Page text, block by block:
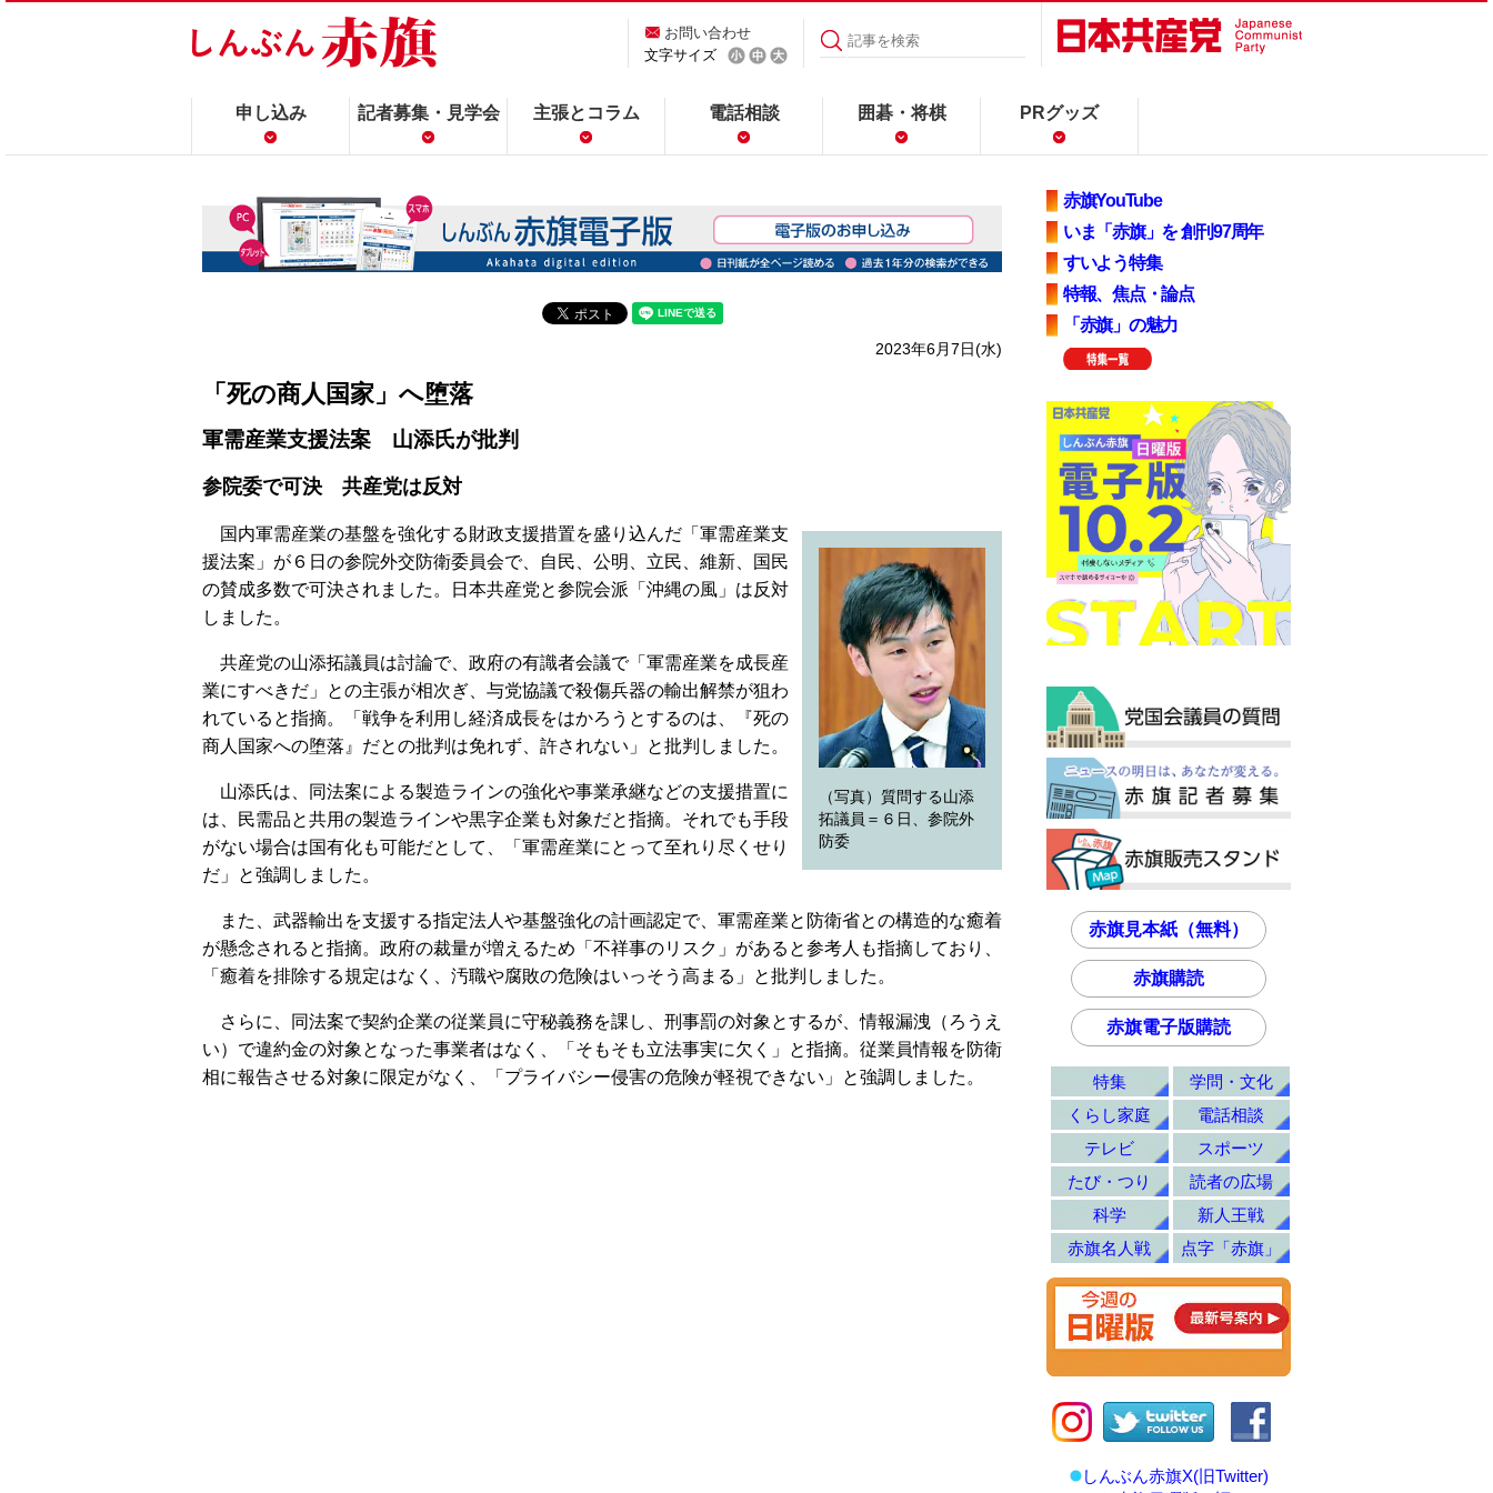
お問い合わせ
文字サイズ
申し込み 記者募集・見学会 主張とコラム 電話相談 囲碁・将棋 PRグッズ
2023年6月7日(水)
「死の商人国家」へ堕落
軍需産業支援法案 山添氏が批判
参院委で可決 共産党は反対
（写真）質問する山添
拓議員＝６日、参院外
防委
国内軍需産業の基盤を強化する財政支援措置を盛り込んだ「軍需産業支
援法案」が６日の参院外交防衛委員会で、自民、公明、立民、維新、国民
の賛成多数で可決されました。日本共産党と参院会派「沖縄の風」は反対
しました。
共産党の山添拓議員は討論で、政府の有識者会議で「軍需産業を成長産
業にすべきだ」との主張が相次ぎ、与党協議で殺傷兵器の輸出解禁が狙わ
れていると指摘。「戦争を利用し経済成長をはかろうとするのは、『死の
商人国家への堕落』だとの批判は免れず、許されない」と批判しました。
山添氏は、同法案による製造ラインの強化や事業承継などの支援措置に
は、民需品と共用の製造ラインや黒字企業も対象だと指摘。それでも手段
がない場合は国有化も可能だとして、「軍需産業にとって至れり尽くせり
だ」と強調しました。
また、武器輸出を支援する指定法人や基盤強化の計画認定で、軍需産業と防衛省との構造的な癒着
が懸念されると指摘。政府の裁量が増えるため「不祥事のリスク」があると参考人も指摘しており、
「癒着を排除する規定はなく、汚職や腐敗の危険はいっそう高まる」と批判しました。
さらに、同法案で契約企業の従業員に守秘義務を課し、刑事罰の対象とするが、情報漏洩（ろうえ
い）で違約金の対象となった事業者はなく、「そもそも立法事実に欠く」と指摘。従業員情報を防衛
相に報告させる対象に限定がなく、「プライバシー侵害の危険が軽視できない」と強調しました。
赤旗YouTube
いま「赤旗」を 創刊97周年
すいよう特集
特報、焦点・論点
「赤旗」の魅力
赤旗見本紙（無料）
赤旗購読
赤旗電子版購読
特集
学問・文化
くらし家庭
電話相談
テレビ
スポーツ
たび・つり
読者の広場
科学
新人王戦
赤旗名人戦
点字「赤旗」
しんぶん赤旗X(旧Twitter)